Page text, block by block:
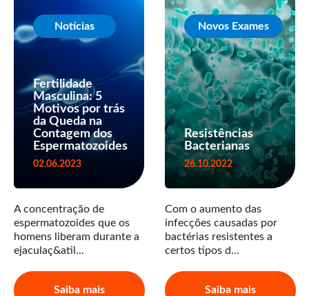
Notícias
Fertilidade
Masculina: 5
Motivos por trás
da Queda na
Contagem dos
Espermatozoides
02.06.2023
A concentração de
espermatozoides que os
homens liberam durante a
ejaculaç&atil...
Saiba mais
Novos Exames
Resistências
Bacterianas
26.10.2022
Com o aumento das
infecções causadas por
bactérias resistentes a
certos tipos d...
Saiba mais